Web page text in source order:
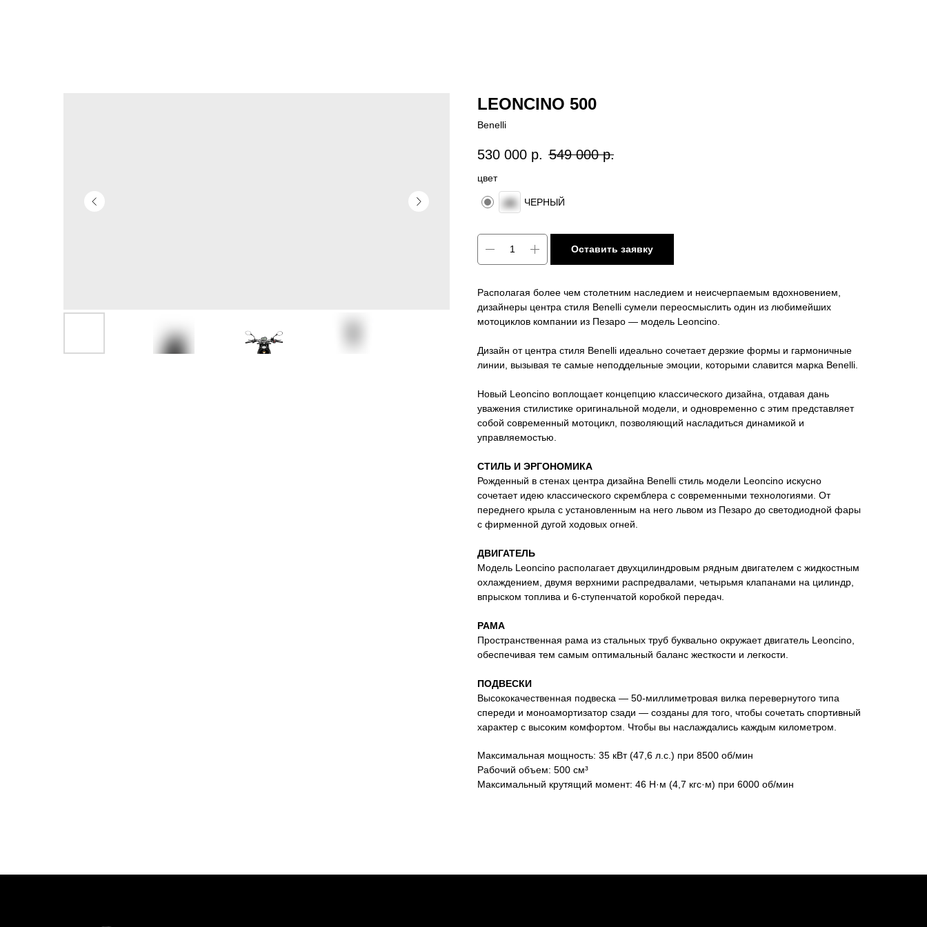
LEONCINO 500
Benelli
530 000 р. 549 000 р.
цвет
ЧЕРНЫЙ
Оставить заявку
Располагая более чем столетним наследием и неисчерпаемым вдохновением,
дизайнеры центра стиля Benelli сумели переосмыслить один из любимейших
мотоциклов компании из Пезаро — модель Leoncino.
Дизайн от центра стиля Benelli идеально сочетает дерзкие формы и гармоничные
линии, вызывая те самые неподдельные эмоции, которыми славится марка Benelli.
Новый Leoncino воплощает концепцию классического дизайна, отдавая дань
уважения стилистике оригинальной модели, и одновременно с этим представляет
собой современный мотоцикл, позволяющий насладиться динамикой и
управляемостью.
СТИЛЬ И ЭРГОНОМИКА
Рожденный в стенах центра дизайна Benelli стиль модели Leoncino искусно
сочетает идею классического скремблера с современными технологиями. От
переднего крыла с установленным на него львом из Пезаро до светодиодной фары
c фирменной дугой ходовых огней.
ДВИГАТЕЛЬ
Модель Leoncino располагает двухцилиндровым рядным двигателем с жидкостным
охлаждением, двумя верхними распредвалами, четырьмя клапанами на цилиндр,
впрыском топлива и 6-ступенчатой коробкой передач.
РАМА
Пространственная рама из стальных труб буквально окружает двигатель Leoncino,
обеспечивая тем самым оптимальный баланс жесткости и легкости.
ПОДВЕСКИ
Высококачественная подвеска — 50-миллиметровая вилка перевернутого типа
спереди и моноамортизатор сзади — созданы для того, чтобы сочетать спортивный
характер с высоким комфортом. Чтобы вы наслаждались каждым километром.
Максимальная мощность: 35 кВт (47,6 л.с.) при 8500 об/мин
Рабочий объем: 500 см³
Максимальный крутящий момент: 46 Н·м (4,7 кгс·м) при 6000 об/мин